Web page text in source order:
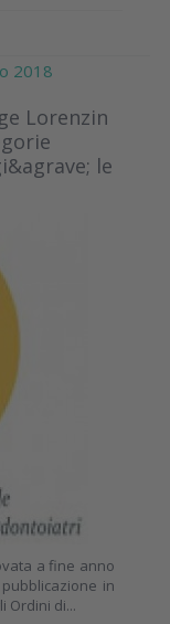
2018
Lorenzin
le
a fine anno
in
Ordini di...